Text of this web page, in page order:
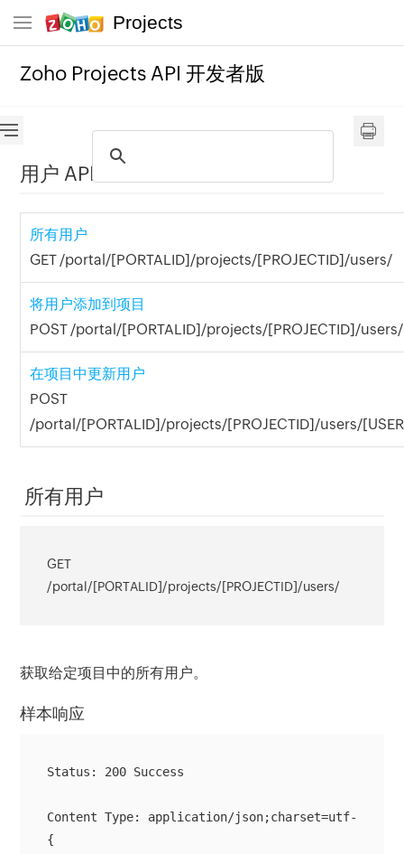
Projects
Zoho Projects API 开发者版
用户 API
所有用户
GET /portal/[PORTALID]/projects/[PROJECTID]/users/
将用户添加到项目
POST /portal/[PORTALID]/projects/[PROJECTID]/users/
在项目中更新用户
POST
/portal/[PORTALID]/projects/[PROJECTID]/users/
所有用户
GET
/portal/[PORTALID]/projects/[PROJECTID]/users/
获取给定项目中的所有用户。
样本响应
Status: 200 Success
{